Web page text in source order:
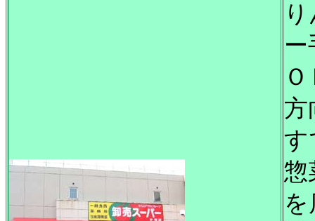
ー
方
す
惣